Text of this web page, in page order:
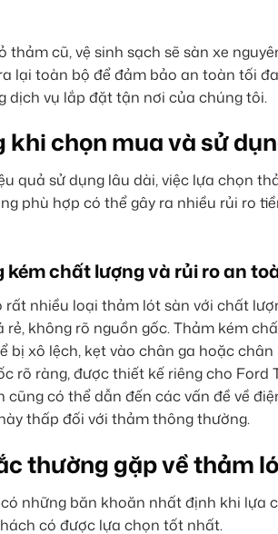
thảm cũ, vệ sinh sạch sẽ sàn xe
lại toàn bộ để đảm bảo an toàn tối
dịch vụ lắp đặt tận nơi của chúng tôi.
khi chọn mua và sử
quả sử dụng lâu dài, việc lựa chọn
phù hợp có thể gây ra nhiều rủi ro
kém chất lượng và rủi ro an
nhiều loại thảm lót sàn với chất
không rõ nguồn gốc. Thảm kém
bị xô lệch, kẹt vào chân ga hoặc
rõ ràng, được thiết kế riêng cho
có thể dẫn đến các vấn đề về
thấp đối với thảm thông thường.
thường gặp về thảm
những băn khoăn nhất định khi lựa
có được lựa chọn tốt nhất.